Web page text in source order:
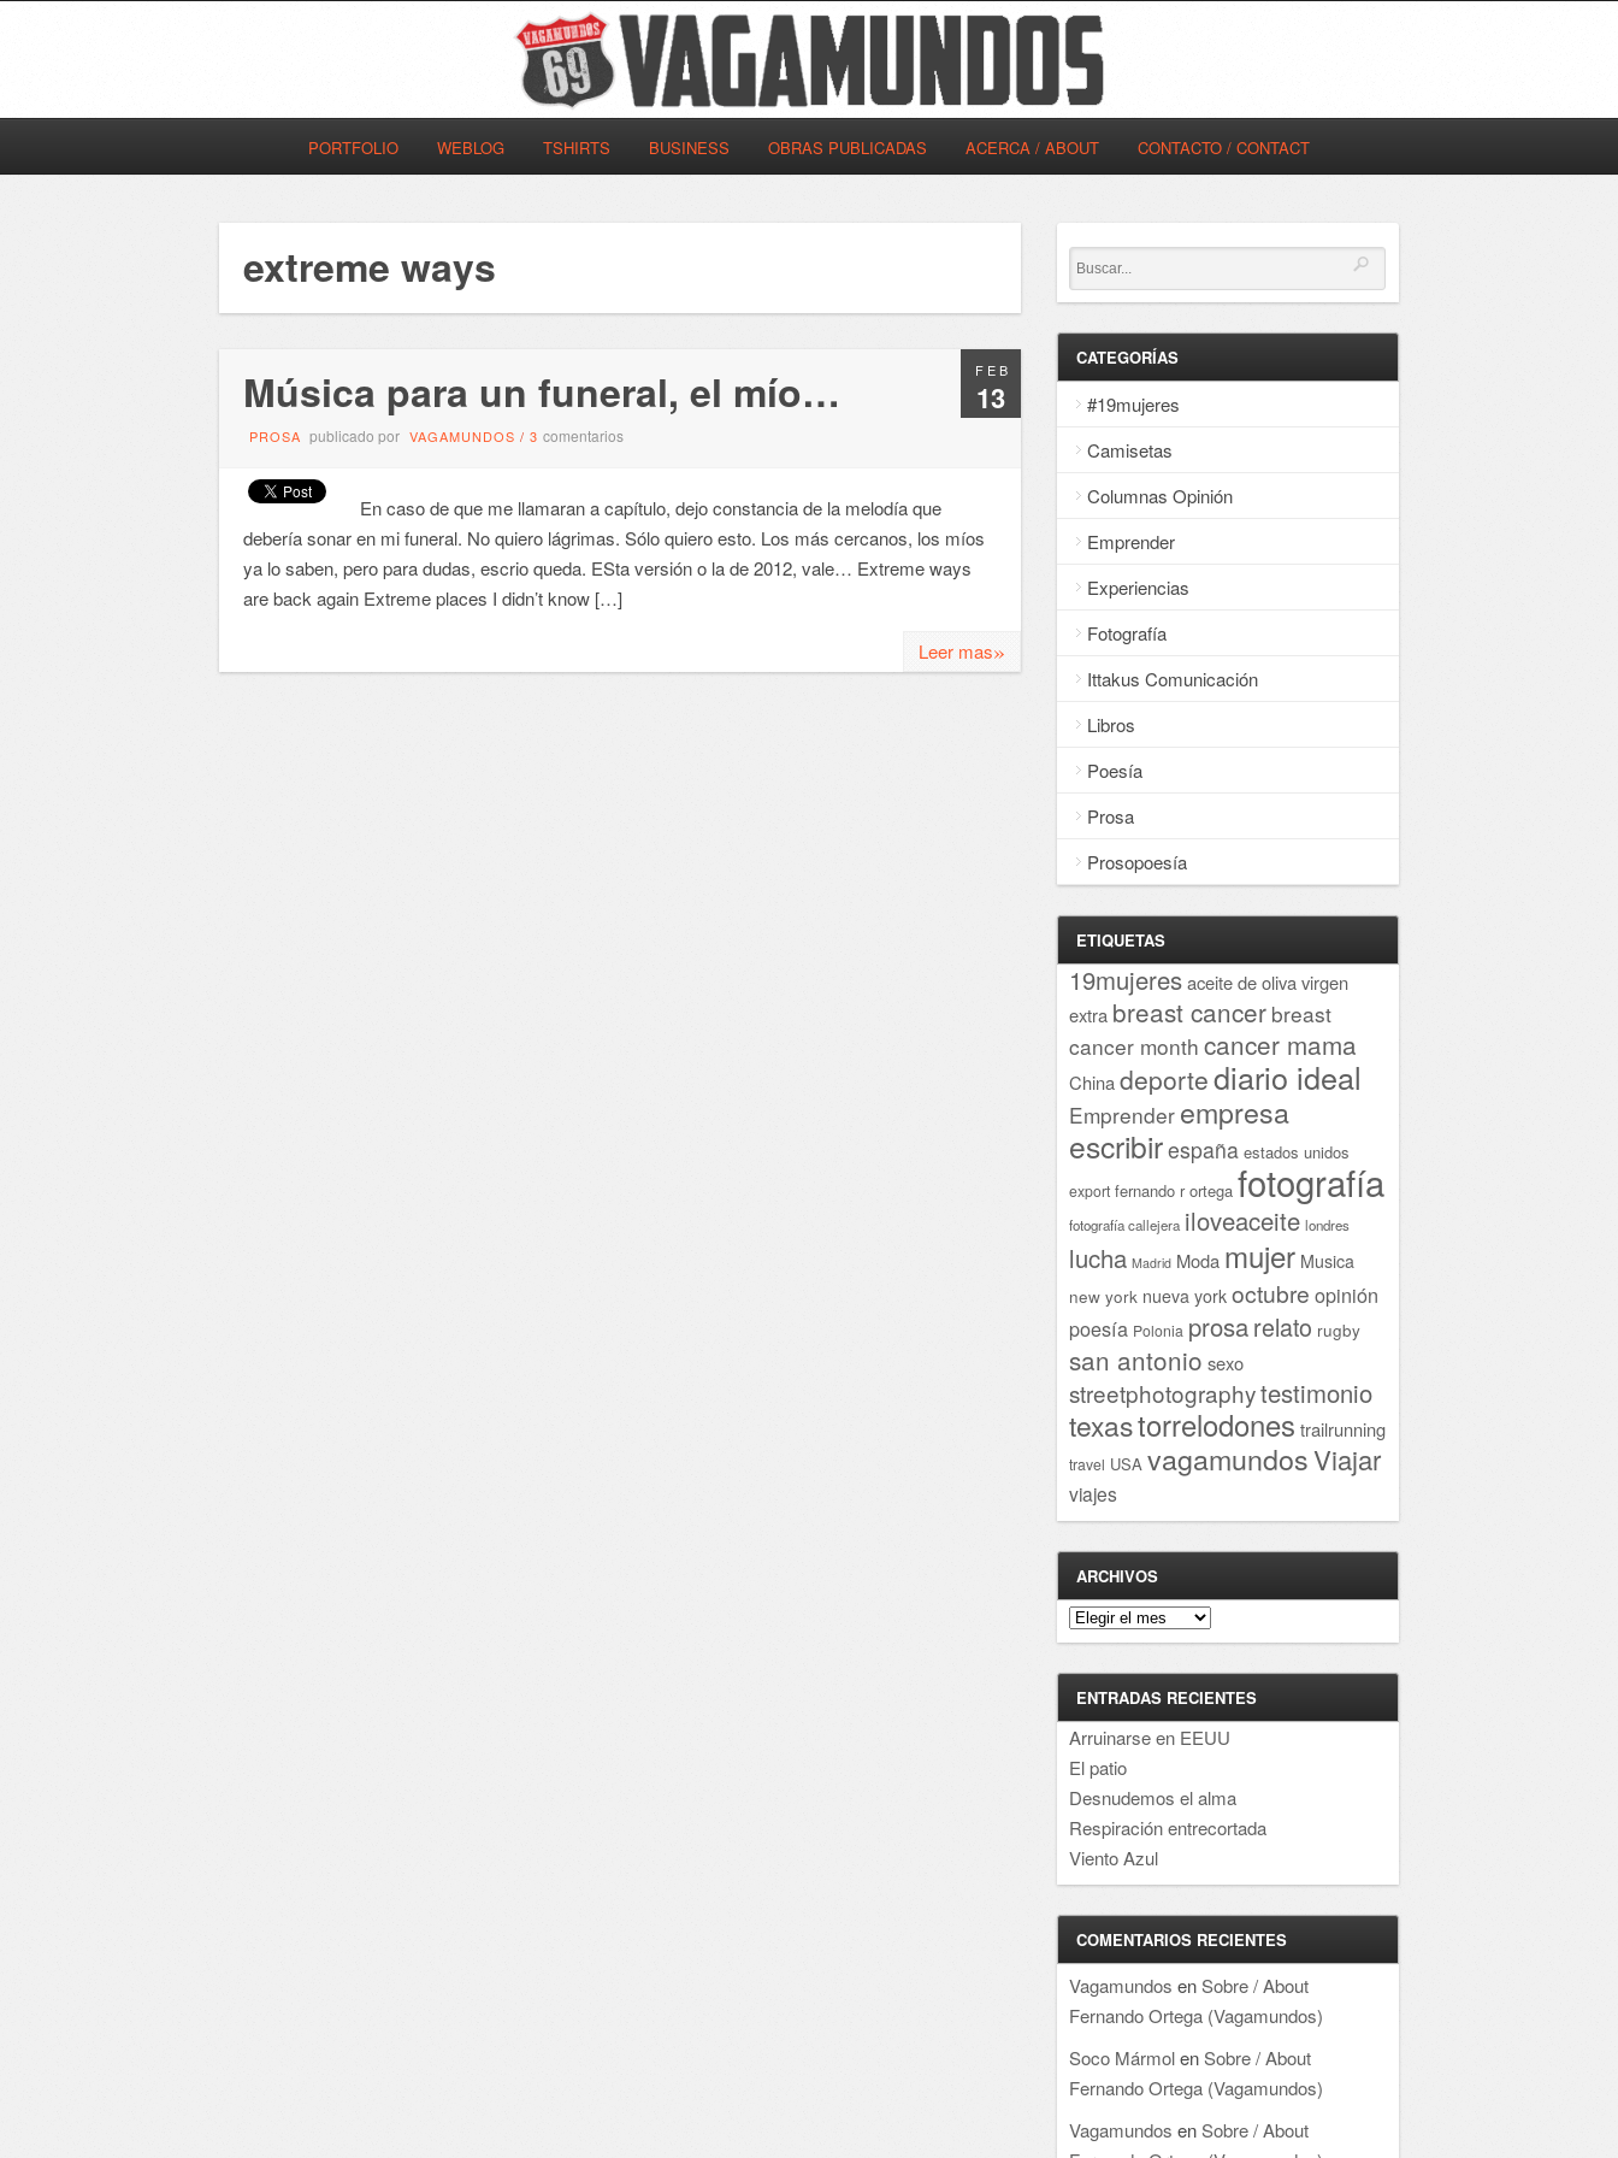
PORTFOLIO WEBLOG TSHIRTS BUSINESS OBRAS PUBLICADAS ACERCA / ABOUT CONTACTO / CONTACT
extreme ways
FEB
13
Música para un funeral, el mío…
PROSA publicado por VAGAMUNDOS / 3 comentarios
En caso de que me llamaran a capítulo, dejo constancia de la melodía que
debería sonar en mi funeral. No quiero lágrimas. Sólo quiero esto. Los más cercanos, los míos
ya lo saben, pero para dudas, escrio queda. ESta versión o la de 2012, vale… Extreme ways
are back again Extreme places I didn’t know […]
Leer mas»
CATEGORÍAS
#19mujeres
Camisetas
Columnas Opinión
Emprender
Experiencias
Fotografía
Ittakus Comunicación
Libros
Poesía
Prosa
Prosopoesía
ETIQUETAS
19mujeresaceite de oliva virgen
extra breast cancer breast
cancer month cancer mama
Chinadeportediario ideal
Emprender empresa
escribirespaña estados unidos
export fernando r ortega fotografía
fotografía callejera iloveaceite londres
lucha Madrid Moda mujer Musica
new york nueva york octubre opinión
poesía Polonia prosarelato rugby
san antonio sexo
streetphotographytestimonio
texastorrelodones trailrunning
travel USA vagamundosViajar
viajes
ARCHIVOS
Archivos
ENTRADAS RECIENTES
Arruinarse en EEUU
El patio
Desnudemos el alma
Respiración entrecortada
Viento Azul
COMENTARIOS RECIENTES
Vagamundos enSobre / About
Fernando Ortega (Vagamundos)
Soco MármolenSobre / About
Fernando Ortega (Vagamundos)
Vagamundos enSobre / About